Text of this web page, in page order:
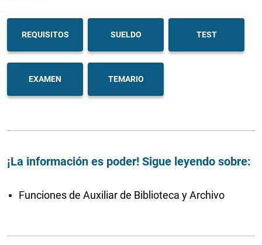
REQUISITOS SUELDO TEST
EXAMEN TEMARIO
¡La información es poder! Sigue leyendo sobre:
Funciones de Auxiliar de Biblioteca y Archivo